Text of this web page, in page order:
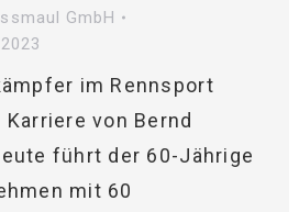
GmbH
im Rennsport
Karriere von Bernd
führt der 60-Jährige
mit 60